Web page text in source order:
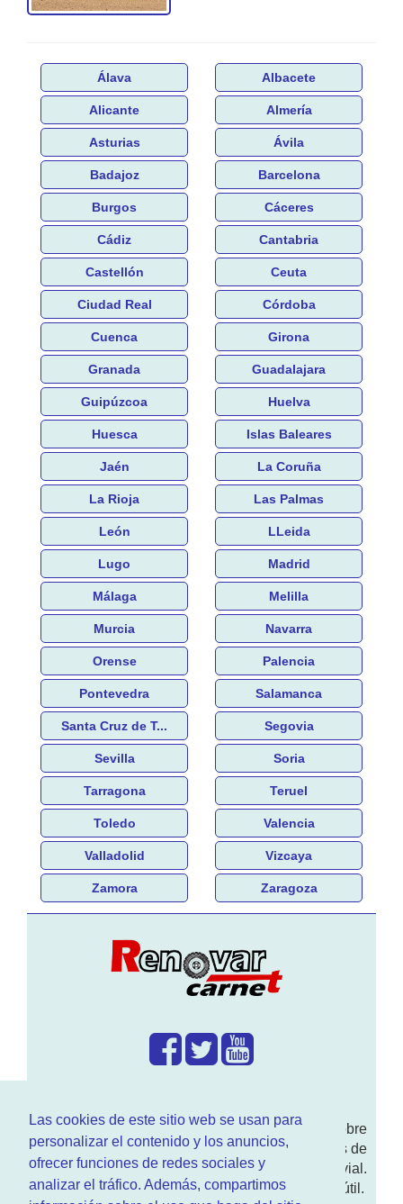
Las cookies de este sitio web se usan para
personalizar el contenido y los anuncios,
ofrecer funciones de redes sociales y
analizar el tráfico. Además, compartimos
Álava Albacete
Alicante Almería
Asturias Ávila
Badajoz Barcelona
Burgos Cáceres
Cádiz Cantabria
Castellón Ceuta
Ciudad Real Córdoba
Cuenca Girona
Granada Guadalajara
Guipúzcoa Huelva
Huesca Islas Baleares
Jaén La Coruña
La Rioja Las Palmas
León LLeida
Lugo Madrid
Málaga Melilla
Murcia Navarra
Orense Palencia
Pontevedra Salamanca
Santa Cruz de T... Segovia
Sevilla Soria
Tarragona Teruel
Toledo Valencia
Valladolid Vizcaya
Zamora Zaragoza
Enwww.RenovarCarnet.comTe contamos sobre
larenovación del permisode conducir, noticias de
actualidad motor y sobre todo seguridad vial.
Ademas tenemos todo tipo de información DGT útil.